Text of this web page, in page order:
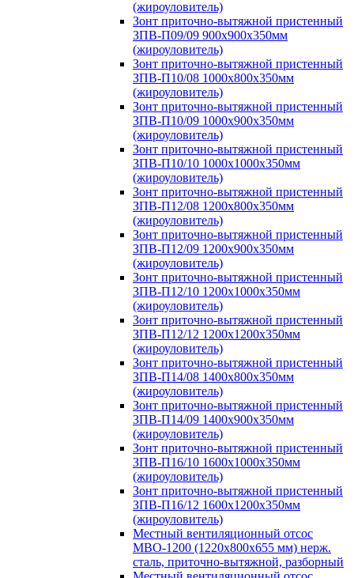
(жироуловитель)
Зонт приточно-вытяжной пристенный
ЗПВ-П09/09 900х900х350мм
(жироуловитель)
Зонт приточно-вытяжной пристенный
ЗПВ-П10/08 1000х800х350мм
(жироуловитель)
Зонт приточно-вытяжной пристенный
ЗПВ-П10/09 1000х900х350мм
(жироуловитель)
Зонт приточно-вытяжной пристенный
ЗПВ-П10/10 1000х1000х350мм
(жироуловитель)
Зонт приточно-вытяжной пристенный
ЗПВ-П12/08 1200х800х350мм
(жироуловитель)
Зонт приточно-вытяжной пристенный
ЗПВ-П12/09 1200х900х350мм
(жироуловитель)
Зонт приточно-вытяжной пристенный
ЗПВ-П12/10 1200х1000х350мм
(жироуловитель)
Зонт приточно-вытяжной пристенный
ЗПВ-П12/12 1200х1200х350мм
(жироуловитель)
Зонт приточно-вытяжной пристенный
ЗПВ-П14/08 1400х800х350мм
(жироуловитель)
Зонт приточно-вытяжной пристенный
ЗПВ-П14/09 1400х900х350мм
(жироуловитель)
Зонт приточно-вытяжной пристенный
ЗПВ-П16/10 1600х1000х350мм
(жироуловитель)
Зонт приточно-вытяжной пристенный
ЗПВ-П16/12 1600х1200х350мм
(жироуловитель)
Местный вентиляционный отсос
МВО-1200 (1220х800х655 мм) нерж.
сталь, приточно-вытяжной, разборный